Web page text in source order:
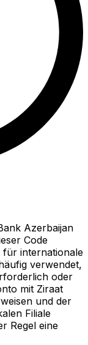
Azerbaijan
Code
internationale
verwendet,
oder
mit Ziraat
und der
Filiale
Regel eine